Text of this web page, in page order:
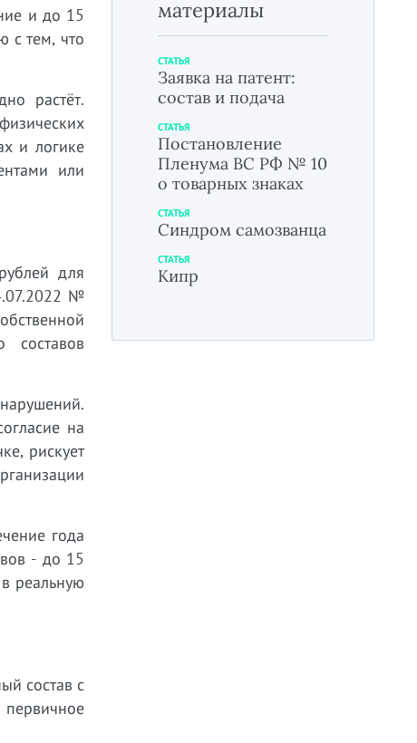
и до 15
с тем, что
растёт.
и логике
или
для
№
составов
на
рискует
года
- до 15
реальную
состав с
материалы
СТАТЬЯ
Заявка на патент:
состав и подача
СТАТЬЯ
Постановление
Пленума ВС РФ № 10
о товарных знаках
СТАТЬЯ
Синдром самозванца
СТАТЬЯ
Кипр